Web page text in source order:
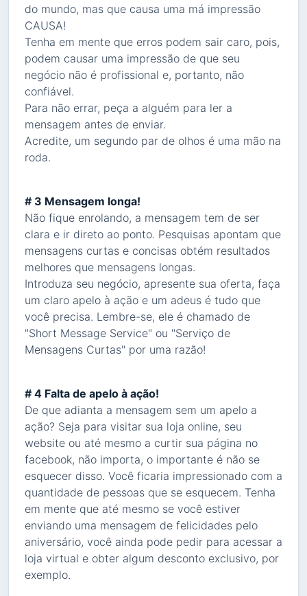
do mundo, mas que causa uma má impressão
CAUSA!
Tenha em mente que erros podem sair caro, pois,
podem causar uma impressão de que seu
negócio não é profissional e, portanto, não
confiável.
Para não errar, peça a alguém para ler a
mensagem antes de enviar.
Acredite, um segundo par de olhos é uma mão na
roda.
# 3 Mensagem longa!
Não fique enrolando, a mensagem tem de ser
clara e ir direto ao ponto. Pesquisas apontam que
mensagens curtas e concisas obtém resultados
melhores que mensagens longas.
Introduza seu negócio, apresente sua oferta, faça
um claro apelo à ação e um adeus é tudo que
você precisa. Lembre-se, ele é chamado de
"Short Message Service" ou "Serviço de
Mensagens Curtas" por uma razão!
# 4 Falta de apelo à ação!
De que adianta a mensagem sem um apelo a
ação? Seja para visitar sua loja online, seu
website ou até mesmo a curtir sua página no
facebook, não importa, o importante é não se
esquecer disso. Você ficaria impressionado com a
quantidade de pessoas que se esquecem. Tenha
em mente que até mesmo se você estiver
enviando uma mensagem de felicidades pelo
aniversário, você ainda pode pedir para acessar a
loja virtual e obter algum desconto exclusivo, por
exemplo.